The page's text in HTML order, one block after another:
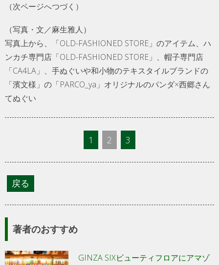
（次ページへつづく）
（写真・文／麻生雅人）
写真上から、「OLD-FASHIONED STORE」のアイテム、ハ
ンカチ専門店「OLD-FASHIONED STORE」、帽子専門店
「CA4LA」、手ぬぐいや和小物のテキスタイルブランドの
「濱文様」の「PARCO_ya」オリジナルのパンダ×西郷さん
てぬぐい
1 2 3
著者のおすすめ
GINZA SIXビューティフロアにアマゾ